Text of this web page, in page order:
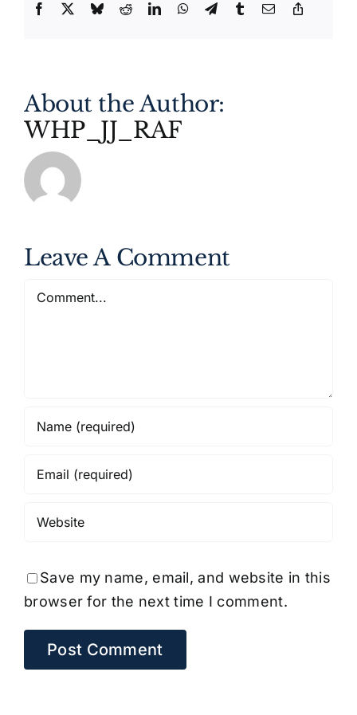
Facebook BlueskyRedditLinkedInWhatsApp
TelegramTumblrEmail
About the Author:
WHP_JJ_RAF
Leave A Comment
Comment
Save my name, email, and website in this
browser for the next time I comment.